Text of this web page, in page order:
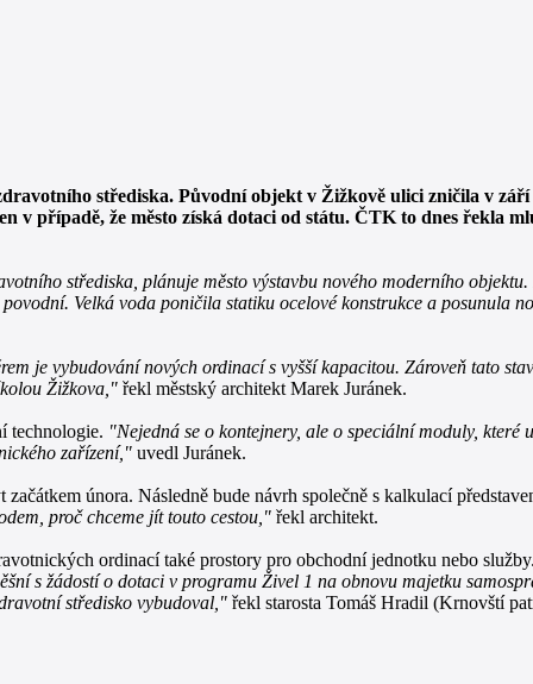
střediska. Původní objekt v Žižkově ulici zničila v
v případě, že město získá dotaci od státu. ČTK to dnes řekla
střediska, plánuje město výstavbu nového moderního
Velká voda poničila statiku ocelové konstrukce a posunula
je vybudování nových ordinací s vyšší kapacitou. Zároveň tato
Žižkova," řekl městský architekt Marek Juránek.
technologie. "Nejedná se o kontejnery, ale o speciální moduly,
zařízení," uvedl Juránek.
února. Následně bude návrh společně s kalkulací
proč chceme jít touto cestou," řekl architekt.
ordinací také prostory pro obchodní jednotku nebo
s žádostí o dotaci v programu Živel 1 na obnovu majetku
středisko vybudoval," řekl starosta Tomáš Hradil (Krnovští